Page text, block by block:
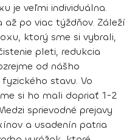
je veľmi individuálna.
po viac týždňov. Záleží
ktorý sme si vybrali,
pleti, redukcia
od nášho
stavu. Vo
si ho mali dopriať 1-2
sprievodné prejavy
a usadenín patria